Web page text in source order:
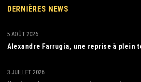
DERNIÈRES NEWS
Alexandre Farrugia, une reprise à plein
5 AOÛT 2026
3 JUILLET 2026